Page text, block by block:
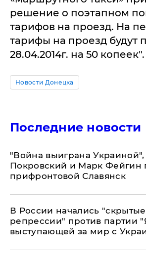
решение о поэтапном
тарифов на проезд. На
тарифы на проезд будут
28.04.2014г. на 50 копеек".
Новости Донецка
Последние новости
"Война выиграна Украиной",
Покровский и Марк Фейгин
прифронтовой Славянск
В России начались "скрытые
репрессии" против партии
выступающей за мир с